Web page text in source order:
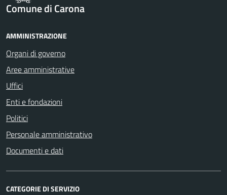
Comune di Carona
AMMINISTRAZIONE
Organi di governo
Aree amministrative
Uffici
Enti e fondazioni
Politici
Personale amministrativo
Documenti e dati
CATEGORIE DI SERVIZIO